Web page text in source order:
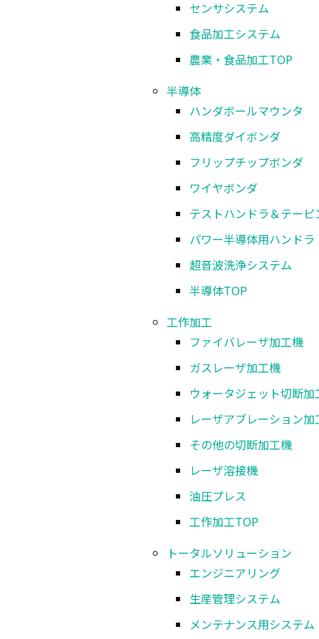
センサシステム
食品加工システム
農業・食品加工TOP
半導体
ハンダボールマウンタ
高精度ダイボンダ
フリップチップボンダ
ワイヤボンダ
テストハンドラ＆テーピ
パワー半導体用ハンドラ
超音波洗浄システム
半導体TOP
工作加工
ファイバレーザ加工機
ガスレーザ加工機
ウォータジェット切断加
レーザアブレーション加
その他の切断加工機
レーザ溶接機
油圧プレス
工作加工TOP
トータルソリューション
エンジニアリング
生産管理システム
メンテナンス用システム
超コンパクト設計により、設置スペースを
手動リポジショニングにより、4'×8'のワー
NC装置、レーザ発振器を内蔵しコンパクト
型式
搭載発振器
定格出力
加工範囲 ※1
Ｚ軸移動範囲
数値入力最小単位